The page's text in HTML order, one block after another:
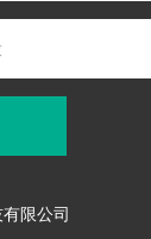
限公司